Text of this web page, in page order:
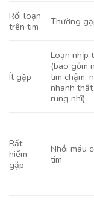
Rối loạn
trên tim
Thường
Ít gặp
Loạn nhịp
(bao gồm
tim chậm,
nhanh
rung nhĩ)
Rất
hiếm
gặp
Nhồi máu
tim